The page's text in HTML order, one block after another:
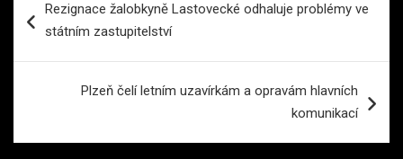
proRezignace žalobkyně Lastovecké odhaluje problémy ve
státním zastupitelství
Plzeň čelí letním uzavírkám a opravám hlavních
komunikací